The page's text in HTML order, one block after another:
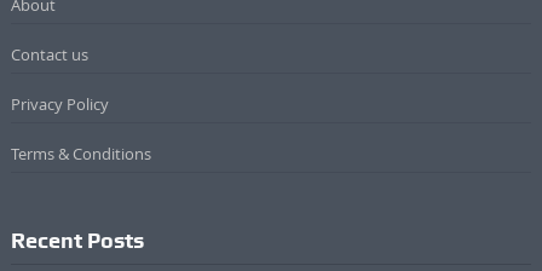
About
Contact us
Privacy Policy
Terms & Conditions
Recent Posts